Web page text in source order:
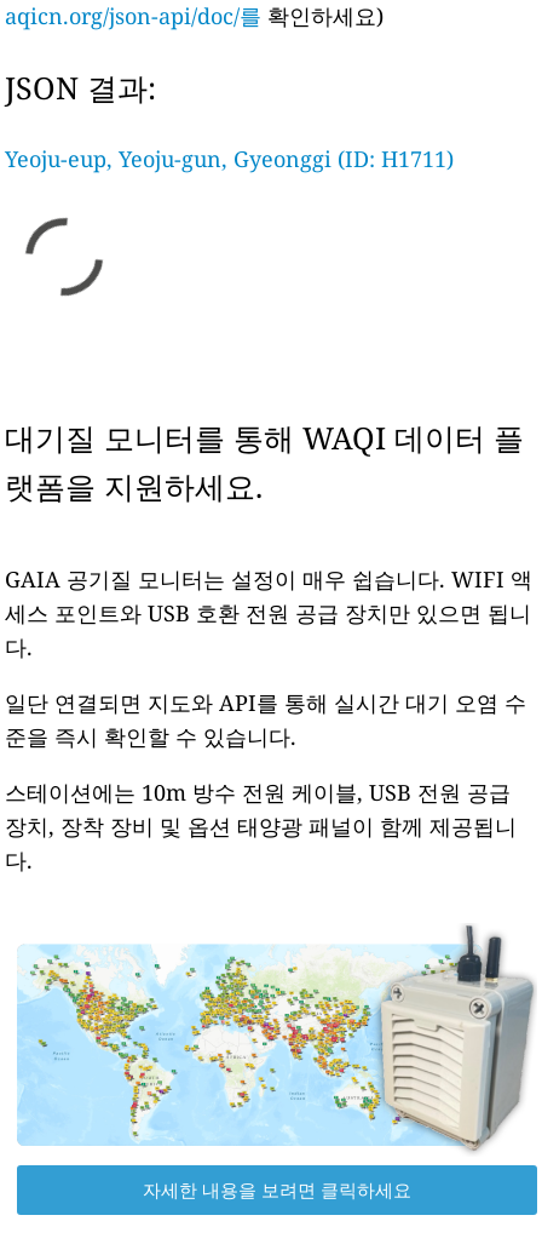
aqicn.org/json-api/doc/를 확인하세요)
JSON 결과:
Yeoju-eup, Yeoju-gun, Gyeonggi (ID: H1711)
대기질 모니터를 통해 WAQI 데이터 플
랫폼을 지원하세요.
GAIA 공기질 모니터는 설정이 매우 쉽습니다. WIFI 액
세스 포인트와 USB 호환 전원 공급 장치만 있으면 됩니
다.
일단 연결되면 지도와 API를 통해 실시간 대기 오염 수
준을 즉시 확인할 수 있습니다.
스테이션에는 10m 방수 전원 케이블, USB 전원 공급
장치, 장착 장비 및 옵션 태양광 패널이 함께 제공됩니
다.
자세한 내용을 보려면 클릭하세요